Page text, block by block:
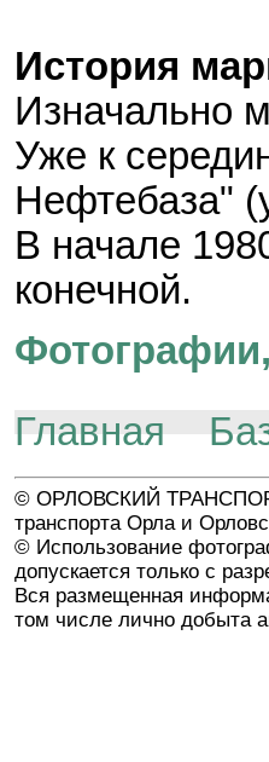
История
Изначально
Уже к
Нефтебаза"
В начале
конечной.
Главная
© ОРЛОВСКИЙ
транспорта Орла и
© Использование
допускается только с
Вся размещенная
том числе лично добыта